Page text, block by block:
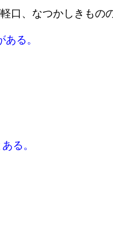
口、なつかしきもの
る。
る。